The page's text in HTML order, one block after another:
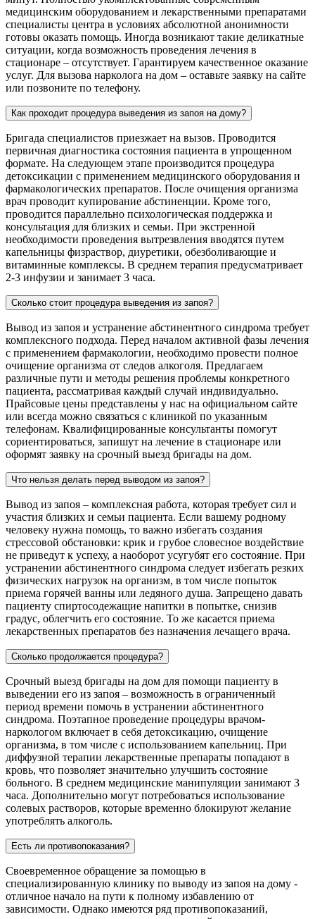
медицинским оборудованием и лекарственными препаратами
специалисты центра в условиях абсолютной анонимности
готовы оказать помощь. Иногда возникают такие деликатные
ситуации, когда возможность проведения лечения в
стационаре – отсутствует. Гарантируем качественное оказание
услуг. Для вызова нарколога на дом – оставьте заявку на сайте
или позвоните по телефону.
Как проходит процедура выведения из запоя на дому?
Бригада специалистов приезжает на вызов. Проводится
первичная диагностика состояния пациента в упрощенном
формате. На следующем этапе производится процедура
детоксикации с применением медицинского оборудования и
фармакологических препаратов. После очищения организма
врач проводит купирование абстиненции. Кроме того,
проводится параллельно психологическая поддержка и
консультация для близких и семьи. При экстренной
необходимости проведения вытрезвления вводятся путем
капельницы физраствор, диуретики, обезболивающие и
витаминные комплексы. В среднем терапия предусматривает
2-3 инфузии и занимает 3 часа.
Сколько стоит процедура выведения из запоя?
Вывод из запоя и устранение абстинентного синдрома требует
комплексного подхода. Перед началом активной фазы лечения
с применением фармакологии, необходимо провести полное
очищение организма от следов алкоголя. Предлагаем
различные пути и методы решения проблемы конкретного
пациента, рассматривая каждый случай индивидуально.
Прайсовые цены представлены у нас на официальном сайте
или всегда можно связаться с клиникой по указанным
телефонам. Квалифицированные консультанты помогут
сориентироваться, запишут на лечение в стационаре или
оформят заявку на срочный выезд бригады на дом.
Что нельзя делать перед выводом из запоя?
Вывод из запоя – комплексная работа, которая требует сил и
участия близких и семьи пациента. Если вашему родному
человеку нужна помощь, то важно избегать создания
стрессовой обстановки: крик и грубое словесное воздействие
не приведут к успеху, а наоборот усугубят его состояние. При
устранении абстинентного синдрома следует избегать резких
физических нагрузок на организм, в том числе попыток
приема горячей ванны или ледяного душа. Запрещено давать
пациенту спиртосодежащие напитки в попытке, снизив
градус, облегчить его состояние. То же касается приема
лекарственных препаратов без назначения лечащего врача.
Сколько продолжается процедура?
Срочный выезд бригады на дом для помощи пациенту в
выведении его из запоя – возможность в ограниченный
период времени помочь в устранении абстинентного
синдрома. Поэтапное проведение процедуры врачом-
наркологом включает в себя детоксикацию, очищение
организма, в том числе с использованием капельниц. При
диффузной терапии лекарственные препараты попадают в
кровь, что позволяет значительно улучшить состояние
больного. В среднем медицинские манипуляции занимают 3
часа. Дополнительно могут потребоваться использование
солевых растворов, которые временно блокируют желание
употреблять алкоголь.
Есть ли противопоказания?
Своевременное обращение за помощью в
специализированную клинику по выводу из запоя на дому -
отличное начало на пути к полному избавлению от
зависимости. Однако имеются ряд противопоказаний,